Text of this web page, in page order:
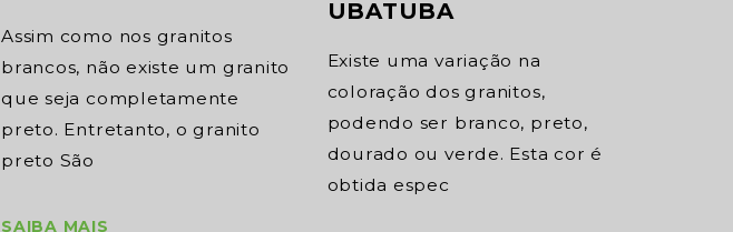
Assim como nos granitos
brancos, não existe um granito
que seja completamente
preto. Entretanto, o granito
preto São
SAIBA MAIS
UBATUBA
Existe uma variação na
coloração dos granitos,
podendo ser branco, preto,
dourado ou verde. Esta cor é
obtida espec